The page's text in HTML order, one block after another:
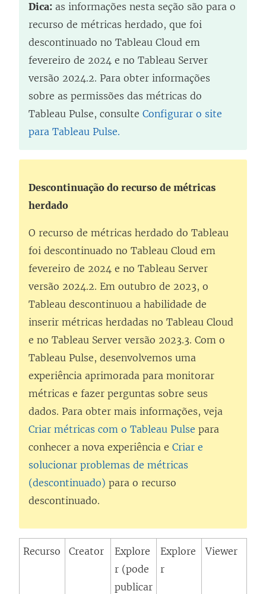
Dica: as informações nesta seção são para o
recurso de métricas herdado, que foi
descontinuado no Tableau Cloud em
fevereiro de 2024 e no Tableau Server
versão 2024.2. Para obter informações
sobre as permissões das métricas do
Tableau Pulse, consulte Configurar o site
para Tableau Pulse.
Descontinuação do recurso de métricas
herdado
O recurso de métricas herdado do Tableau
foi descontinuado no Tableau Cloud em
fevereiro de 2024 e no Tableau Server
versão 2024.2. Em outubro de 2023, o
Tableau descontinuou a habilidade de
inserir métricas herdadas no Tableau Cloud
e no Tableau Server versão 2023.3. Com o
Tableau Pulse, desenvolvemos uma
experiência aprimorada para monitorar
métricas e fazer perguntas sobre seus
dados. Para obter mais informações, veja
Criar métricas com o Tableau Pulse para
conhecer a nova experiência e Criar e
solucionar problemas de métricas
(descontinuado) para o recurso
descontinuado.
Recurso Creator
Explore
r (pode
publicar
Explore
r
Viewer